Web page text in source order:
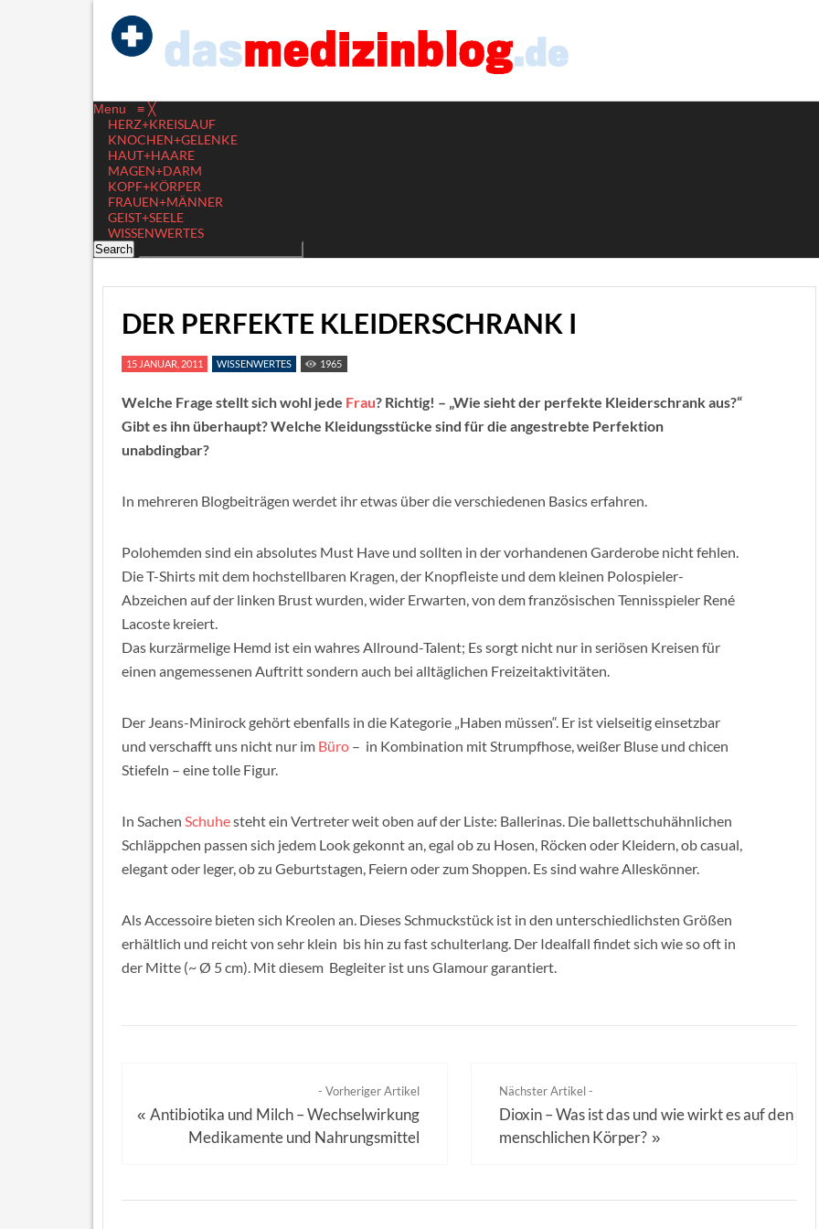
Menu ≡ ╳
HERZ+KREISLAUF
KNOCHEN+GELENKE
HAUT+HAARE
MAGEN+DARM
KOPF+KÖRPER
FRAUEN+MÄNNER
GEIST+SEELE
WISSENWERTES
DER PERFEKTE KLEIDERSCHRANK I
15 JANUAR, 2011 WISSENWERTES 1965
Welche Frage stellt sich wohl jede Frau? Richtig! – „Wie sieht der perfekte Kleiderschrank aus?“
Gibt es ihn überhaupt? Welche Kleidungsstücke sind für die angestrebte Perfektion
unabdingbar?
In mehreren Blogbeiträgen werdet ihr etwas über die verschiedenen Basics erfahren.
Polohemden sind ein absolutes Must Have und sollten in der vorhandenen Garderobe nicht fehlen.
Die T-Shirts mit dem hochstellbaren Kragen, der Knopfleiste und dem kleinen Polospieler-
Abzeichen auf der linken Brust wurden, wider Erwarten, von dem französischen Tennisspieler René
Lacoste kreiert.
Das kurzärmelige Hemd ist ein wahres Allround-Talent; Es sorgt nicht nur in seriösen Kreisen für
einen angemessenen Auftritt sondern auch bei alltäglichen Freizeitaktivitäten.
Der Jeans-Minirock gehört ebenfalls in die Kategorie „Haben müssen“. Er ist vielseitig einsetzbar
und verschafft uns nicht nur im Büro – in Kombination mit Strumpfhose, weißer Bluse und chicen
Stiefeln – eine tolle Figur.
In Sachen Schuhesteht ein Vertreter weit oben auf der Liste: Ballerinas. Die ballettschuhähnlichen
Schläppchen passen sich jedem Look gekonnt an, egal ob zu Hosen, Röcken oder Kleidern, ob casual,
elegant oder leger, ob zu Geburtstagen, Feiern oder zum Shoppen. Es sind wahre Alleskönner.
Als Accessoire bieten sich Kreolen an. Dieses Schmuckstück ist in den unterschiedlichsten Größen
erhältlich und reicht von sehr klein bis hin zu fast schulterlang. Der Idealfall findet sich wie so oft in
der Mitte (~ Ø 5 cm). Mit diesem Begleiter ist uns Glamour garantiert.
- Vorheriger Artikel
« Antibiotika und Milch – Wechselwirkung
Medikamente und Nahrungsmittel
Nächster Artikel -
Dioxin – Was ist das und wie wirkt es auf den
menschlichen Körper? »